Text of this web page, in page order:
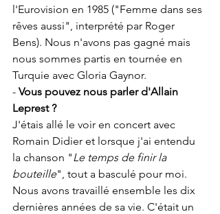
l'Eurovision en 1985 ("Femme dans ses
rêves aussi", interprété par Roger
Bens). Nous n'avons pas gagné mais
nous sommes partis en tournée en
Turquie avec Gloria Gaynor.
- Vous pouvez nous parler d'Allain
Leprest ?
J'étais allé le voir en concert avec
Romain Didier et lorsque j'ai entendu
la chanson "Le temps de finir la
bouteille", tout a basculé pour moi.
Nous avons travaillé ensemble les dix
dernières années de sa vie. C'était un